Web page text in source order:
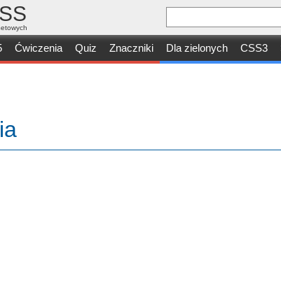
Ćwiczenia Quiz Znaczniki Dla zielonych CSS3